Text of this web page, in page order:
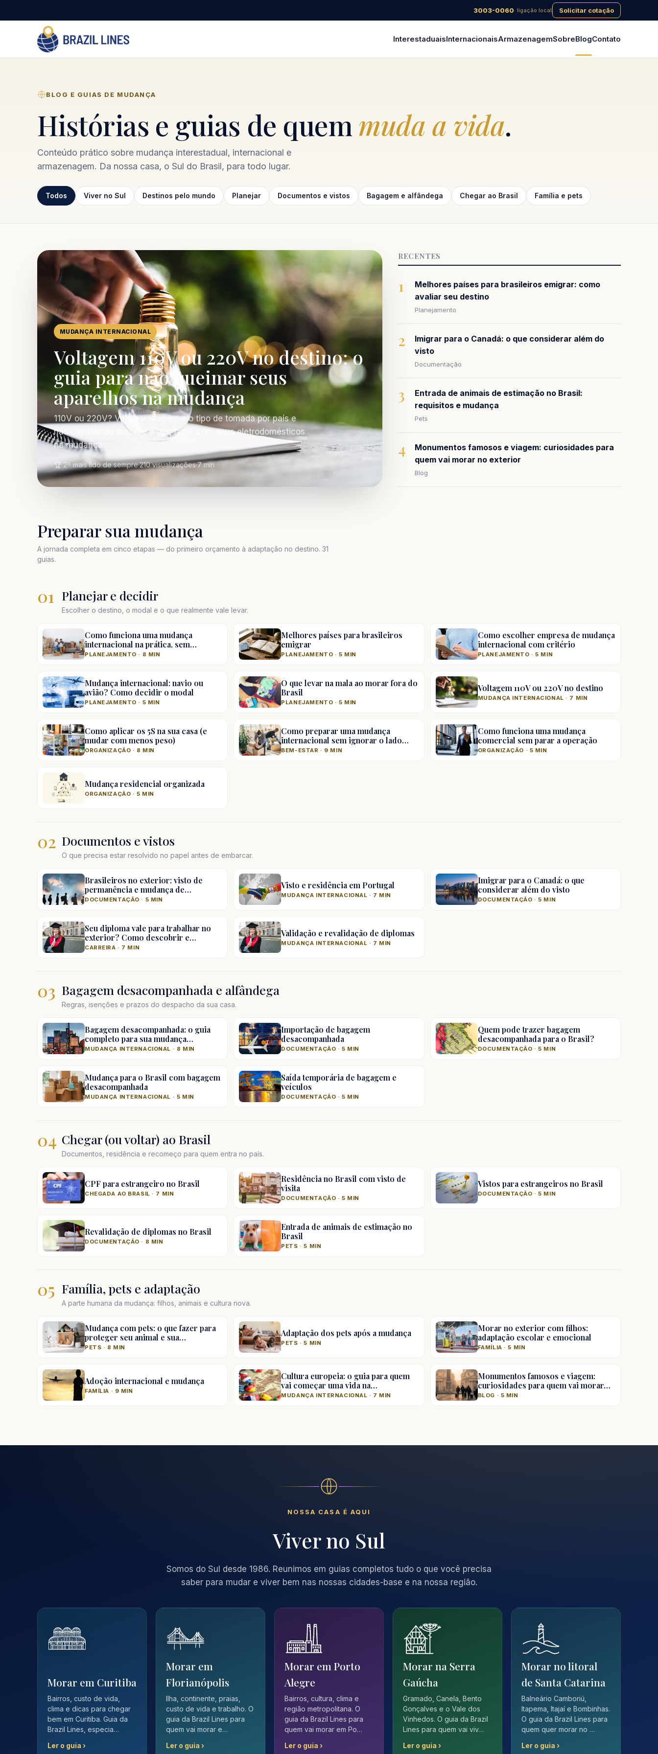
3003-0060· ligação local Solicitar cotação
InterestaduaisInternacionaisArmazenagemSobreBlogContato
BLOG E GUIAS DE MUDANÇA
Histórias e guias de quem muda a vida.
Conteúdo prático sobre mudança interestadual, internacional e
armazenagem. Da nossa casa, o Sul do Brasil, para todo lugar.
Todos Viver no Sul Destinos pelo mundo Planejar Documentos e vistos Bagagem e alfândega Chegar ao Brasil Família e pets
MUDANÇA INTERNACIONAL
Voltagem 110V ou 220V no destino: o
guia para não queimar seus
aparelhos na mudança
110V ou 220V? Veja a voltagem e o tipo de tomada por país e
nas capitais do Brasil, e o que fazer com seus eletrodomésticos
na mudança.
🏆 2º mais lido de sempre·210 visualizações·7 min
RECENTES
1
Melhores países para brasileiros emigrar: como
avaliar seu destino
Planejamento
2
Imigrar para o Canadá: o que considerar além do
visto
Documentação
3
Entrada de animais de estimação no Brasil:
requisitos e mudança
Pets
4
Monumentos famosos e viagem: curiosidades para
quem vai morar no exterior
Blog
Preparar sua mudança
A jornada completa em cinco etapas — do primeiro orçamento à adaptação no destino. 31
guias.
01 Planejar e decidir
Escolher o destino, o modal e o que realmente vale levar.
Como funciona uma mudança
internacional na prática, sem…
PLANEJAMENTO · 8 MIN
Melhores países para brasileiros
emigrar
PLANEJAMENTO · 5 MIN
Como escolher empresa de mudança
internacional com critério
PLANEJAMENTO · 5 MIN
Mudança internacional: navio ou
avião? Como decidir o modal
PLANEJAMENTO · 5 MIN
O que levar na mala ao morar fora do
Brasil
PLANEJAMENTO · 5 MIN
Voltagem 110V ou 220V no destino
MUDANÇA INTERNACIONAL · 7 MIN
Como aplicar os 5S na sua casa (e
mudar com menos peso)
ORGANIZAÇÃO · 8 MIN
Como preparar uma mudança
internacional sem ignorar o lado…
BEM-ESTAR · 9 MIN
Como funciona uma mudança
comercial sem parar a operação
ORGANIZAÇÃO · 5 MIN
Mudança residencial organizada
ORGANIZAÇÃO · 5 MIN
02 Documentos e vistos
O que precisa estar resolvido no papel antes de embarcar.
Brasileiros no exterior: visto de
permanência e mudança de…
DOCUMENTAÇÃO · 5 MIN
Visto e residência em Portugal
MUDANÇA INTERNACIONAL · 7 MIN
Imigrar para o Canadá: o que
considerar além do visto
DOCUMENTAÇÃO · 5 MIN
Seu diploma vale para trabalhar no
exterior? Como descobrir e…
CARREIRA · 7 MIN
Validação e revalidação de diplomas
MUDANÇA INTERNACIONAL · 7 MIN
03 Bagagem desacompanhada e alfândega
Regras, isenções e prazos do despacho da sua casa.
Bagagem desacompanhada: o guia
completo para sua mudança…
MUDANÇA INTERNACIONAL · 8 MIN
Importação de bagagem
desacompanhada
DOCUMENTAÇÃO · 5 MIN
Quem pode trazer bagagem
desacompanhada para o Brasil?
DOCUMENTAÇÃO · 5 MIN
Mudança para o Brasil com bagagem
desacompanhada
MUDANÇA INTERNACIONAL · 5 MIN
Saída temporária de bagagem e
veículos
DOCUMENTAÇÃO · 5 MIN
04 Chegar (ou voltar) ao Brasil
Documentos, residência e recomeço para quem entra no país.
CPF para estrangeiro no Brasil
CHEGADA AO BRASIL · 7 MIN
Residência no Brasil com visto de
visita
DOCUMENTAÇÃO · 5 MIN
Vistos para estrangeiros no Brasil
DOCUMENTAÇÃO · 5 MIN
Revalidação de diplomas no Brasil
DOCUMENTAÇÃO · 8 MIN
Entrada de animais de estimação no
Brasil
PETS · 5 MIN
05 Família, pets e adaptação
A parte humana da mudança: filhos, animais e cultura nova.
Mudança com pets: o que fazer para
proteger seu animal e sua…
PETS · 8 MIN
Adaptação dos pets após a mudança
PETS · 5 MIN
Morar no exterior com filhos:
adaptação escolar e emocional
FAMÍLIA · 5 MIN
Adoção internacional e mudança
FAMÍLIA · 9 MIN
Cultura europeia: o guia para quem
vai começar uma vida na…
MUDANÇA INTERNACIONAL · 7 MIN
Monumentos famosos e viagem:
curiosidades para quem vai morar…
BLOG · 5 MIN
NOSSA CASA É AQUI
Viver no Sul
Somos do Sul desde 1986. Reunimos em guias completos tudo o que você precisa
saber para mudar e viver bem nas nossas cidades-base e na nossa região.
Morar em Curitiba
Bairros, custo de vida,
clima e dicas para chegar
bem em Curitiba. Guia da
Brazil Lines, especia…
Ler o guia ›
Morar em
Florianópolis
Ilha, continente, praias,
custo de vida e trabalho. O
guia da Brazil Lines para
quem vai morar e…
Ler o guia ›
Morar em Porto
Alegre
Bairros, cultura, clima e
região metropolitana. O
guia da Brazil Lines para
quem vai morar em Po…
Ler o guia ›
Morar na Serra
Gaúcha
Gramado, Canela, Bento
Gonçalves e o Vale dos
Vinhedos. O guia da Brazil
Lines para quem vai viv…
Ler o guia ›
Morar no litoral
de Santa Catarina
Balneário Camboriú,
Itapema, Itajaí e Bombinhas.
O guia da Brazil Lines para
quem quer morar no …
Ler o guia ›